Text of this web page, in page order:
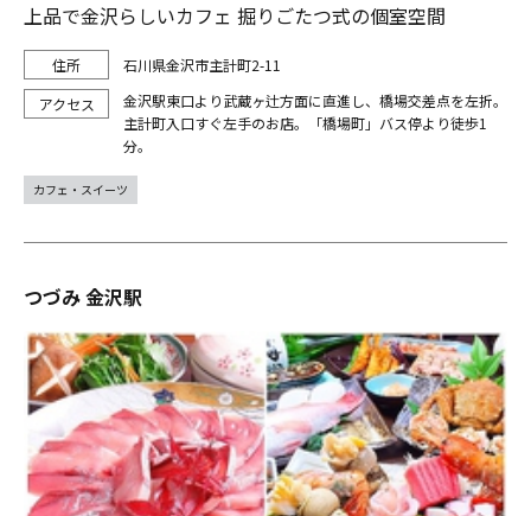
上品で金沢らしいカフェ 掘りごたつ式の個室空間
石川県金沢市主計町2-11
金沢駅東口より武蔵ヶ辻方面に直進し、橋場交差点を左折。
主計町入口すぐ左手のお店。「橋場町」バス停より徒歩1
分。
カフェ・スイーツ
つづみ 金沢駅